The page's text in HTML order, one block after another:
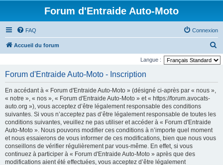
Forum d'Entraide Auto-Moto
FAQ Connexion
Accueil du forum
e
Langue :
Forum d'Entraide Auto-Moto - Inscription
En accédant à « Forum d'Entraide Auto-Moto » (désigné ci-après par « nous »,
« notre », « nos », « Forum d'Entraide Auto-Moto » et « https://forum.avocats-
auto.org »), vous acceptez d’être légalement responsable des conditions
suivantes. Si vous n’acceptez pas d’être légalement responsable de toutes les
conditions suivantes, veuillez ne pas utiliser et accéder à « Forum d'Entraide
Auto-Moto ». Nous pouvons modifier ces conditions à n’importe quel moment
et nous essaierons de vous informer de ces modifications, bien que nous vous
conseillons de vérifier régulièrement par vous-même. En effet, si vous
continuez à participer à « Forum d'Entraide Auto-Moto » après que des
modifications aient été effectuées, vous acceptez d’être légalement